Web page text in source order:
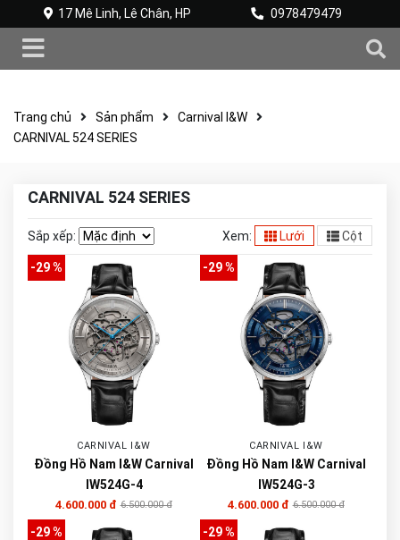
17 Mê Linh, Lê Chân, HP 0978479479
Trang chủ Sản phẩm
Carnival I&W
CARNIVAL 524 SERIES
CARNIVAL 524 SERIES
Sắp xếp: Xem: Lưới Cột
-29 %
CARNIVAL I&W
Đồng Hồ Nam I&W Carnival
IW524G-4
4.600.000 đ 6.500.000 đ
-29 %
CARNIVAL I&W
Đồng Hồ Nam I&W Carnival
IW524G-3
4.600.000 đ 6.500.000 đ
-29 % -29 %